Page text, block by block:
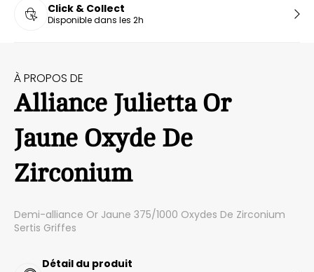
Click & Collect
Disponible dans les 2h
À PROPOS DE
Alliance Julietta Or
Jaune Oxyde De
Zirconium
Demi-alliance Or Jaune 375/1000 Oxydes De Zirconium
Sertis Griffes
Détail du produit